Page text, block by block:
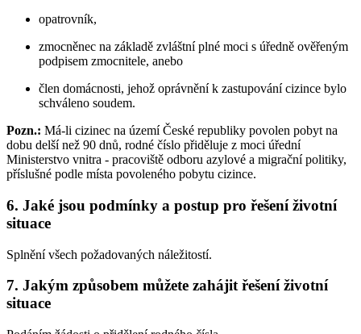
opatrovník,
zmocněnec na základě zvláštní plné moci s úředně ověřeným
podpisem zmocnitele, anebo
člen domácnosti, jehož oprávnění k zastupování cizince bylo
schváleno soudem.
Pozn.: Má-li cizinec na území České republiky povolen pobyt na
dobu delší než 90 dnů, rodné číslo přiděluje z moci úřední
Ministerstvo vnitra - pracoviště odboru azylové a migrační politiky,
příslušné podle místa povoleného pobytu cizince.
6. Jaké jsou podmínky a postup pro řešení životní
situace
Splnění všech požadovaných náležitostí.
7. Jakým způsobem můžete zahájit řešení životní
situace